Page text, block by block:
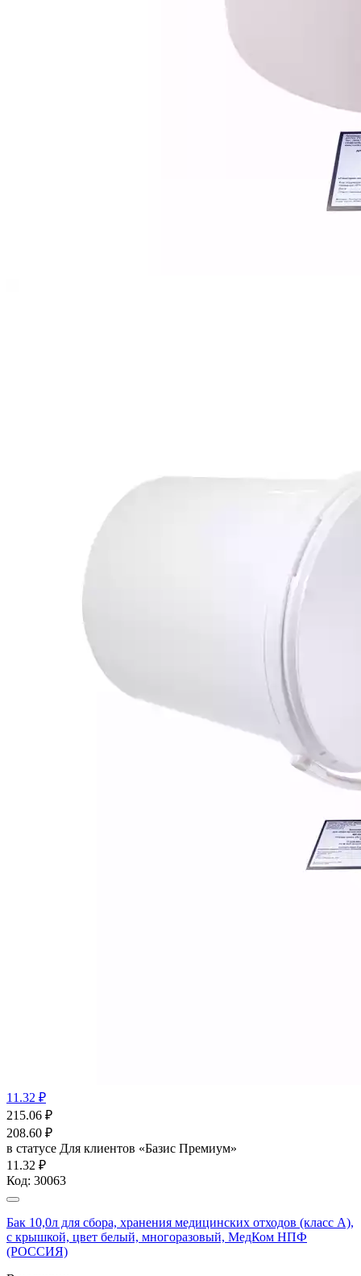
11.32 ₽
215.06 ₽
208.60 ₽
в статусе Для клиентов «Базис Премиум»
11.32 ₽
Код: 30063
Бак 10,0л для сбора, хранения медицинских отходов (класс А),
с крышкой, цвет белый, многоразовый, МедКом НПФ
(РОССИЯ)